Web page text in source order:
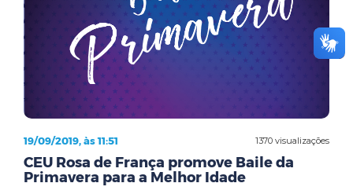
1370 visualizações
19/09/2019, às 11:51
CEU Rosa de França promove Baile da
Primavera para a Melhor Idade